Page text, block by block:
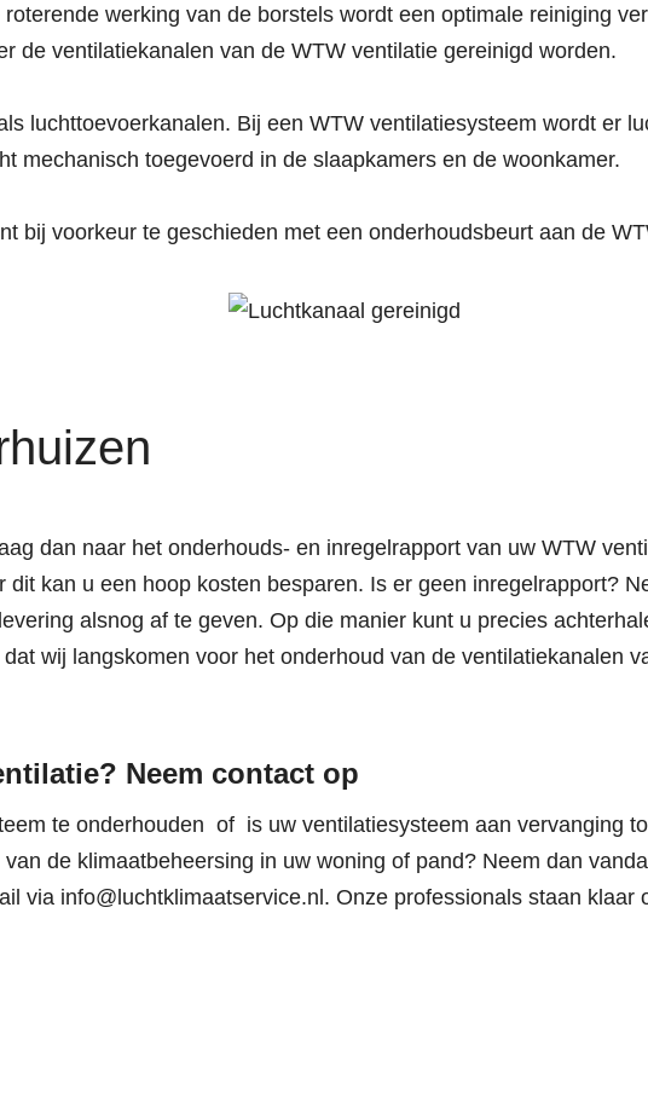
werking van de borstels wordt een optimale reiniging
de ventilatiekanalen van de WTW ventilatie gereinigd worden.
luchttoevoerkanalen. Bij een WTW ventilatiesysteem wordt er
mechanisch toegevoerd in de slaapkamers en de woonkamer.
bij voorkeur te geschieden met een onderhoudsbeurt aan de
dan naar het onderhouds- en inregelrapport van uw WTW
kan u een hoop kosten besparen. Is er geen inregelrapport?
alsnog af te geven. Op die manier kunt u precies
wij langskomen voor het onderhoud van de ventilatiekanalen
Neem contact op
te onderhouden of is uw ventilatiesysteem aan vervanging
de klimaatbeheersing in uw woning of pand? Neem dan
via info@luchtklimaatservice.nl. Onze professionals staan klaar